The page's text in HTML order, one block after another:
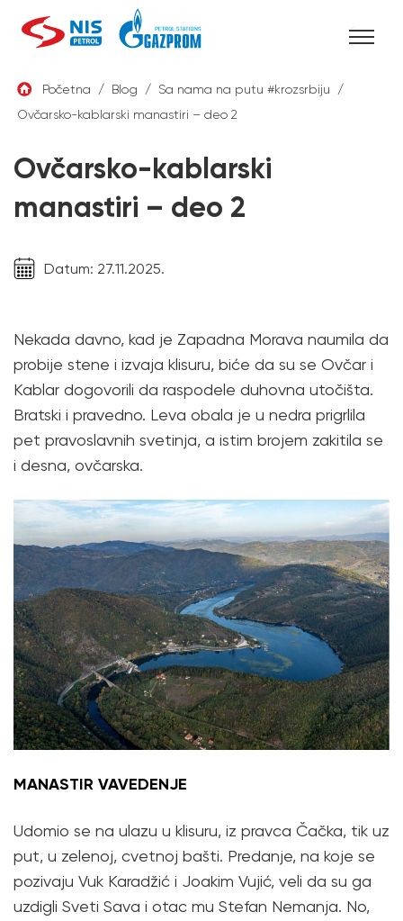
Skip
content
Početna / Blog / Sa nama na putu #krozsrbiju
/
Ovčarsko-kablarski manastiri – deo 2
Ovčarsko-kablarski
manastiri – deo 2
Datum: 27.11.2025.
Nekada davno, kad je Zapadna Morava naumila da
probije stene i izvaja klisuru, biće da su se Ovčar i
Kablar dogovorili da raspodele duhovna utočišta.
Bratski i pravedno. Leva obala je u nedra prigrlila
pet pravoslavnih svetinja, a istim brojem zakitila se
i desna, ovčarska.
MANASTIR VAVEDENJE
Udomio se na ulazu u klisuru, iz pravca Čačka, tik uz
put, u zelenoj, cvetnoj bašti. Predanje, na koje se
pozivaju Vuk Karadžić i Joakim Vujić, veli da su ga
uzdigli Sveti Sava i otac mu Stefan Nemanja. No,